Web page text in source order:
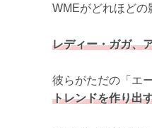
WMEがどれほどの
レディー・ガガ、
彼らがただの「エ
トレンドを作り出